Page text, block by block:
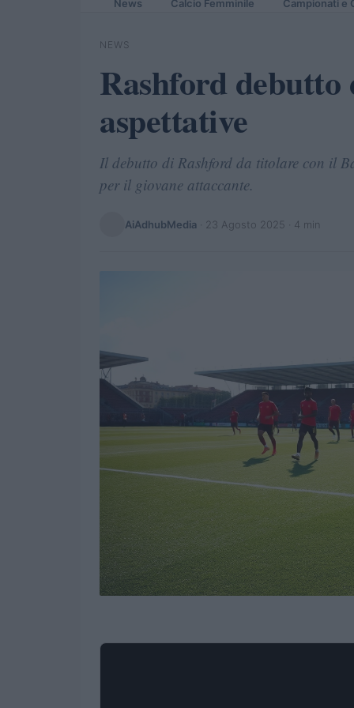
News Calcio Femminile Campionati e
NEWS
Rashford
aspettative
Il debutto di Rashford da titolare con il
per il giovane attaccante.
AiAdhubMedia 23 Agosto 2025 · 4 min